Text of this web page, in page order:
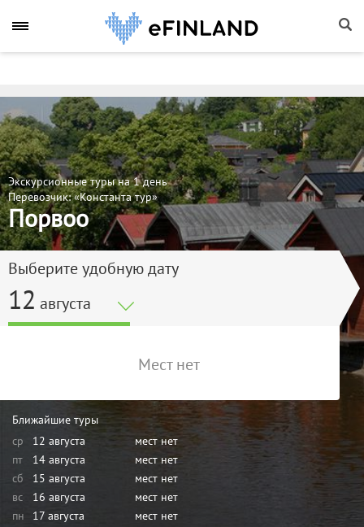
Экскурсионные туры на 1 день
Перевозчик: «Константа тур»
Порвоо
Выберите удобную дату
12 августа
Мест нет
Ближайшие туры
ср
12 августа
мест нет
пт
14 августа
мест нет
сб
15 августа
мест нет
вс
16 августа
мест нет
пн
17 августа
мест нет